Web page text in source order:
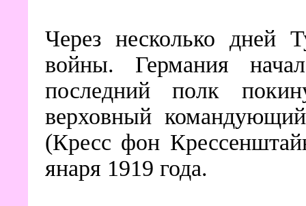
Через несколько дней
войны. Германия
последний полк
верховный
(Кресс фон
янаря 1919 года.